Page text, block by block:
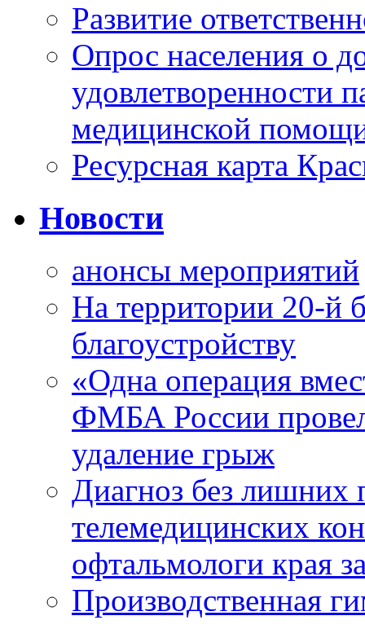
Развитие
Опрос населения о
удовлетворенности
медицинской
Ресурсная карта
Новости
анонсы мероприятий
На территории 20-й
благоустройству
«Одна операция
ФМБА России
удаление грыж
Диагноз без лишних
телемедицинских
офтальмологи края
Производственная